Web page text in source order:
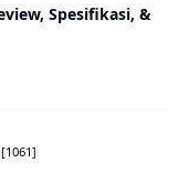
Spesifikasi, &
[1061]